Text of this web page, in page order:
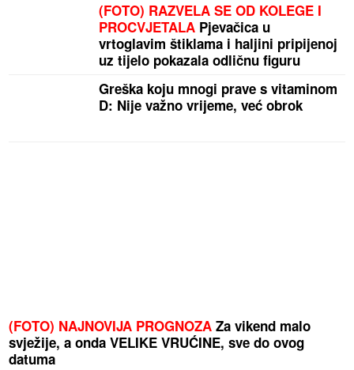
(FOTO) RAZVELA SE OD KOLEGE I
PROCVJETALA Pjevačica u
vrtoglavim štiklama i haljini pripijenoj
uz tijelo pokazala odličnu figuru
Greška koju mnogi prave s vitaminom
D: Nije važno vrijeme, već obrok
(FOTO) NAJNOVIJA PROGNOZA Za vikend malo
svježije, a onda VELIKE VRUĆINE, sve do ovog
datuma